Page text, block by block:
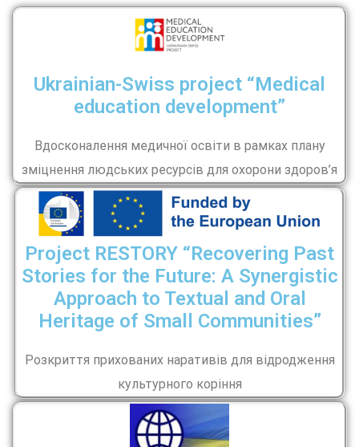
Ukrainian-Swiss project “Medical
education development”
Вдосконалення медичної освіти в рамках плану
зміцнення людських ресурсів для охорони здоров’я
Project RESTORY “Recovering Past
Stories for the Future: А Synergistic
Approach to Textual and Oral
Heritage of Small Communities”
Розкриття прихованих наративів для відродження
культурного коріння